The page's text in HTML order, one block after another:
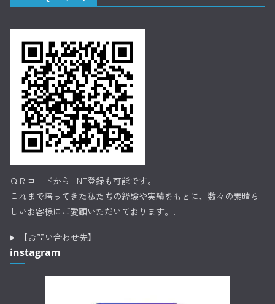
ＱＲコードからLINE登録も可能です。
これまで培ってきた私たちの経験や実績をもとに、数々の素晴ら
しいお客様にご愛顧いただいております。.
【お問い合わせ先】
instagram